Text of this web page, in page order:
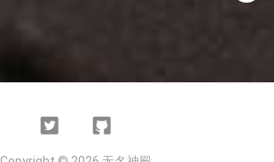
Twitter Github